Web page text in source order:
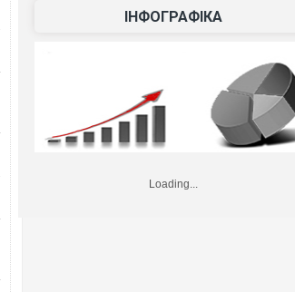
ІНФОГРАФІКА
Loading...